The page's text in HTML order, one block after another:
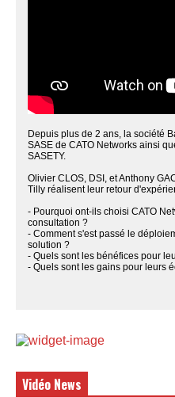
Depuis plus de 2 ans, la société
SASE de CATO Networks ainsi
SASETY.
Olivier CLOS, DSI, et Anthony
Tilly réalisent leur retour
- Pourquoi ont-ils choisi CATO
consultation ?
- Comment s'est passé le
solution ?
- Quels sont les bénéfices pour
- Quels sont les gains pour leurs
Vidéo News